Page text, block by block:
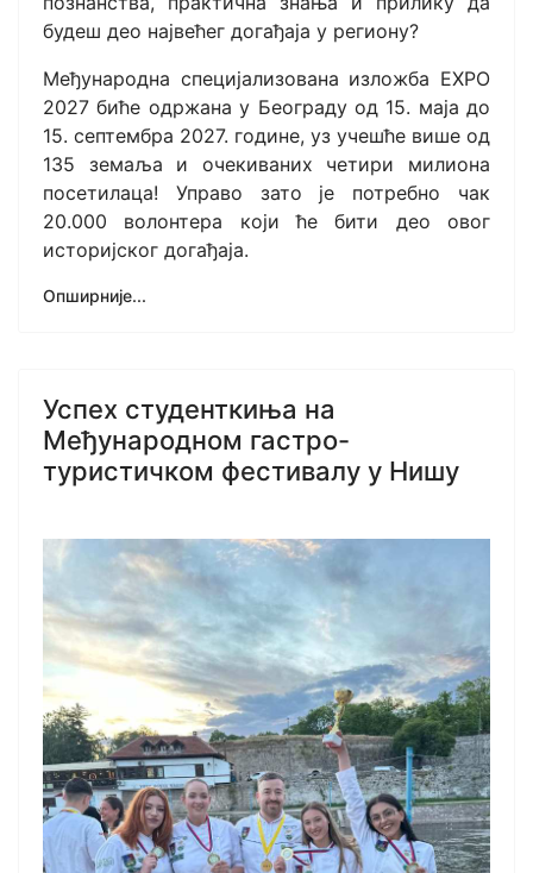
будеш део највећег догађаја у региону?
Међународна специјализована изложба EXPO
2027 биће одржана у Београду од 15. маја до
15. септембра 2027. године, уз учешће више од
135 земаља и очекиваних четири милиона
посетилаца! Управо зато је потребно чак
20.000 волонтера који ће бити део овог
историјског догађаја.
Опширније...
Успех студенткиња на
Међународном гастро-
туристичком фестивалу у Нишу